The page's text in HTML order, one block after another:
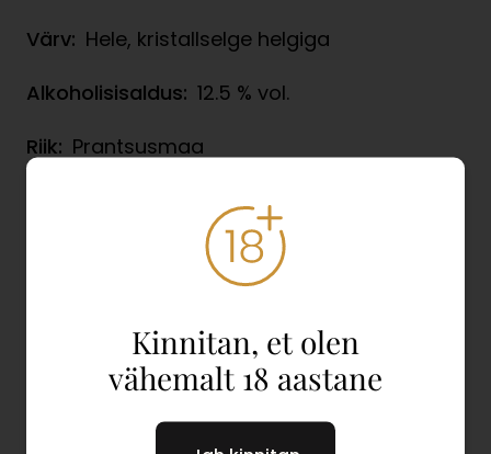
Värv: Hele, kristallselge helgiga
Alkoholisisaldus: 12.5 % vol.
Riik: Prantsusmaa
Kinnitan, et olen
vähemalt 18 aastane